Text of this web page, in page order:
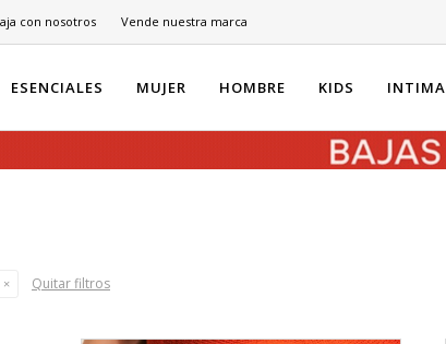
ESENCIALES MUJER HOMBRE KIDS INTIMA
con nosotros Vende nuestra marca
Quitar filtros